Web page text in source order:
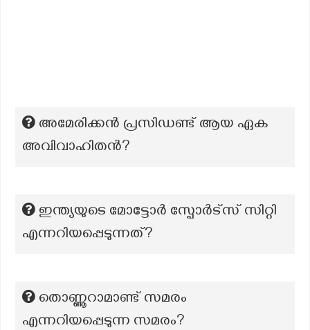
അമേരിക്കൻ പ്രസിഡണ്ട് ആയ ഏക
അവിവാഹിതൻ?
ഇന്ത്യയുടെ മോട്ടോർ സ്പോർട്സ് സിറ്റി
എന്നറിയപ്പെടുന്നത്?
തൊണ്ണൂറാമാണ്ട് സമരം
എന്നറിയപ്പെടുന്ന സമരം?